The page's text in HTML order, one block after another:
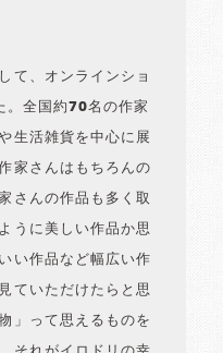
て、オンラインショ
。全国約70名の作家
生活雑貨を中心に展
家さんはもちろんの
さんの作品も多く取
うに美しい作品か思
い作品など幅広い作
ていただけたらと思
」って思えるものを